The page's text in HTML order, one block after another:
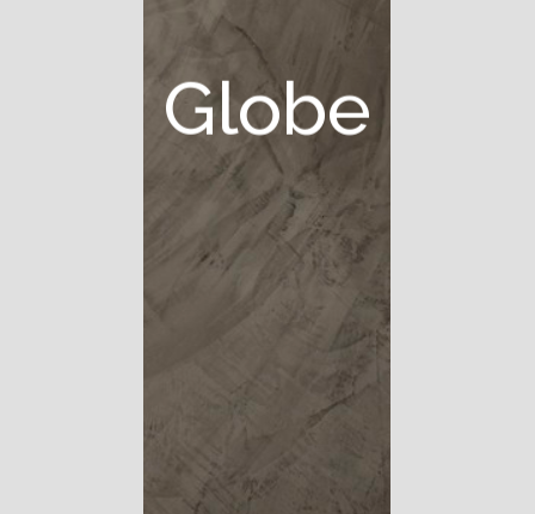
Globe